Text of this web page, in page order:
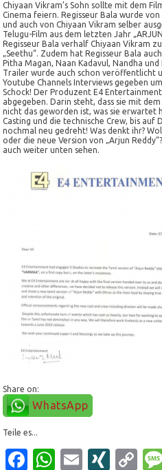
Chiyaan Vikram’s Sohn sollte mit dem
Cinema feiern. Regisseur Bala wurde
und auch von Chiyaan Vikram selber
Telugu-Film aus dem letzten Jahr
Regisseur Bala verhalf Chiyaan Vikram
„Seethu“. Zudem hat Regisseur Bala
Pitha Magan, Naan Kadavul, Nandha
Trailer wurde auch schon veröffentlicht
Youtube Channels Interviews gegeben
Schock! Der Produzent E4
abgegeben. Darin steht, dass sie mit
nicht das geworden ist, was sie erwartet
Casting und die technische Crew, bis auf
nochmal neu gedreht! Was denkt ihr?
oder die neue Version von „Arjun
auch weiter unten sehen.
Share on:
WhatsApp
Teile es...
Facebook
WhatsApp
EmailXING